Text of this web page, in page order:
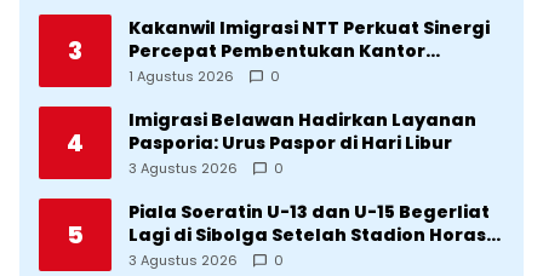
3
Kakanwil Imigrasi NTT Perkuat Sinergi
Percepat Pembentukan Kantor
Imigrasi Sumba Timur
1 Agustus 2026 0
4
Imigrasi Belawan Hadirkan Layanan
Pasporia: Urus Paspor di Hari Libur
3 Agustus 2026 0
5
Piala Soeratin U-13 dan U-15 Begerliat
Lagi di Sibolga Setelah Stadion Horas
Direvitalisasi Wali Kota
3 Agustus 2026 0